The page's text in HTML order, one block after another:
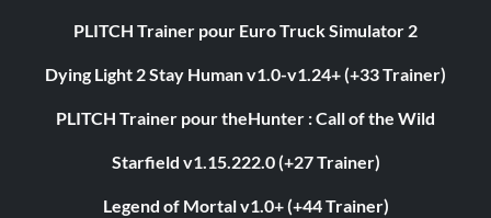
PLITCH Trainer pour Euro Truck Simulator 2
Dying Light 2 Stay Human v1.0-v1.24+ (+33 Trainer)
PLITCH Trainer pour theHunter : Call of the Wild
Starfield v1.15.222.0 (+27 Trainer)
Legend of Mortal v1.0+ (+44 Trainer)